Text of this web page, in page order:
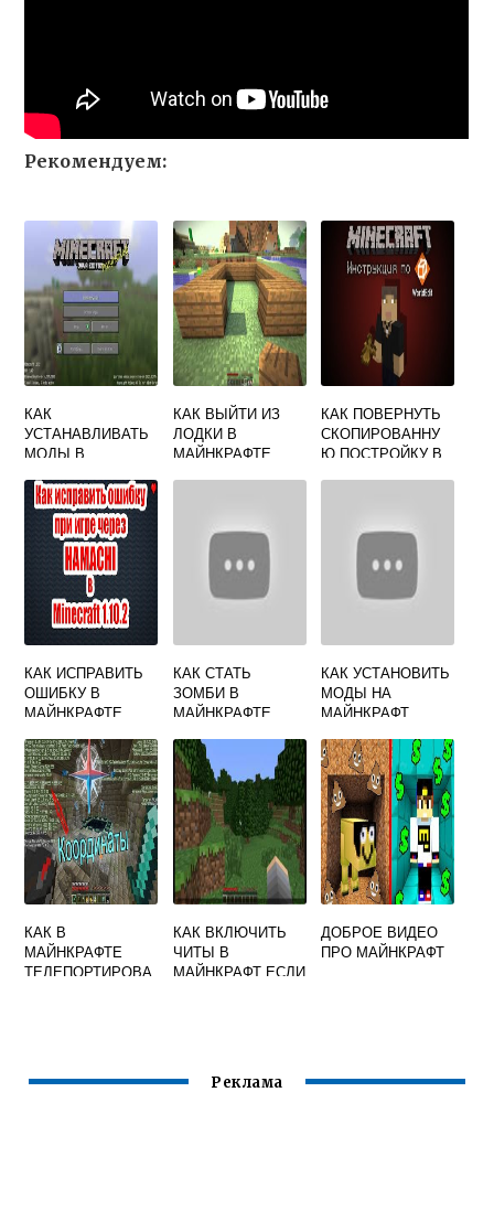
Рекомендуем:
КАК
УСТАНАВЛИВАТЬ
МОДЫ В
ЛАУНЧЕР
КАК ВЫЙТИ ИЗ
ЛОДКИ В
МАЙНКРАФТЕ
КАК ПОВЕРНУТЬ
СКОПИРОВАННУ
Ю ПОСТРОЙКУ В
КАК ИСПРАВИТЬ
ОШИБКУ В
МАЙНКРАФТЕ
НАЯ СЕССИЯ
КАК СТАТЬ
ЗОМБИ В
МАЙНКРАФТЕ
КАК УСТАНОВИТЬ
МОДЫ НА
МАЙНКРАФТ
КАК В
МАЙНКРАФТЕ
ТЕЛЕПОРТИРОВА
КАК ВКЛЮЧИТЬ
ЧИТЫ В
МАЙНКРАФТ ЕСЛИ
ДОБРОЕ ВИДЕО
ПРО МАЙНКРАФТ
Реклама